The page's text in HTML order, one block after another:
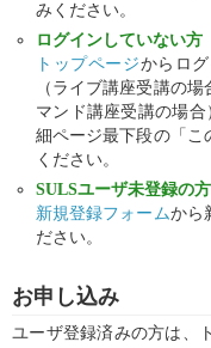
みください。
ログインしていない方
トップページからロ
（ライブ講座受講の
マンド講座受講の場
細ページ最下段の「こ
ください。
SULSユーザ未登録の方
新規登録フォームから
ださい。
お申し込み
ユーザ登録済みの方は、